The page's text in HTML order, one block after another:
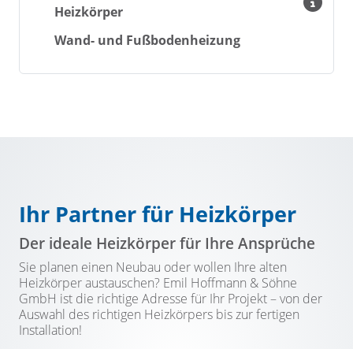
Heizkörper
Wand- und Fußbodenheizung
Ihr Partner für Heizkörper
Der ideale Heizkörper für Ihre Ansprüche
Sie planen einen Neubau oder wollen Ihre alten
Heizkörper austauschen? Emil Hoffmann & Söhne
GmbH ist die richtige Adresse für Ihr Projekt – von der
Auswahl des richtigen Heizkörpers bis zur fertigen
Installation!